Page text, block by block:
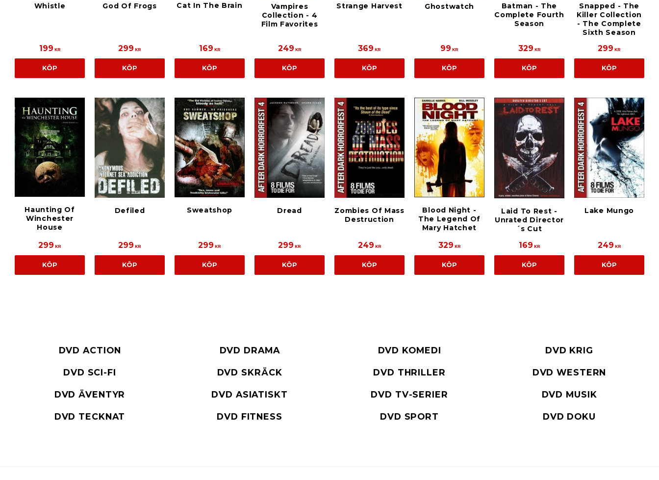
Whistle
199 KR
KÖP
God Of Frogs
299 KR
KÖP
Cat In The Brain
169 KR
KÖP
Vampires
Collection - 4
Film Favorites
249 KR
KÖP
Strange Harvest
369 KR
KÖP
Ghostwatch
99 KR
KÖP
Batman - The
Complete Fourth
Season
329 KR
KÖP
Snapped - The
Killer Collection
- The Complete
Sixth Season
299 KR
KÖP
Haunting Of
Winchester
House
299 KR
KÖP
Defiled
299 KR
KÖP
Sweatshop
299 KR
KÖP
Dread
299 KR
KÖP
Zombies Of Mass
Destruction
249 KR
KÖP
Blood Night -
The Legend Of
Mary Hatchet
329 KR
KÖP
Laid To Rest -
Unrated Director
´s Cut
169 KR
KÖP
Lake Mungo
249 KR
KÖP
DVD ACTION DVD DRAMA DVD KOMEDI DVD KRIG
DVD SCI-FI DVD SKRÄCK DVD THRILLER DVD WESTERN
DVD ÄVENTYR DVD ASIATISKT DVD TV-SERIER DVD MUSIK
DVD TECKNAT DVD FITNESS DVD SPORT DVD DOKU